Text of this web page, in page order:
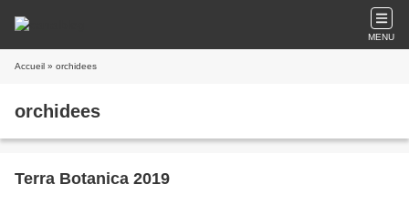
MENU
Accueil » orchidees
orchidees
Terra Botanica 2019